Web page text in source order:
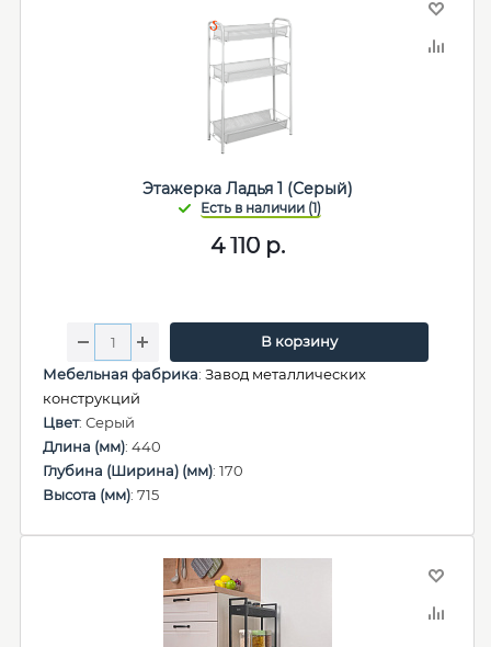
Этажерка Ладья 1 (Серый)
4 110 р.
В корзину
Мебельная фабрика: Завод металлических
конструкций
Цвет: Серый
Длина (мм): 440
Глубина (Ширина) (мм): 170
Высота (мм): 715